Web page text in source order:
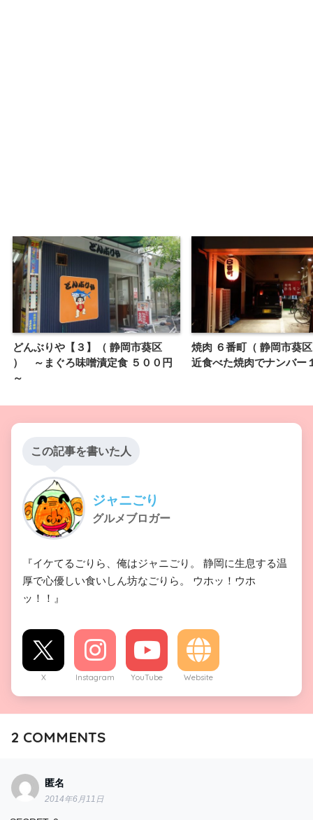
どんぶりや【３】（ 静岡市葵区
） ～まぐろ味噌漬定食 ５００円
～
焼肉 ６番町（ 静岡市葵
近食べた焼肉でナンバー
この記事を書いた人
ジャニごり
グルメブロガー
『イケてるごりら、俺はジャニごり。 静岡に生息する温
厚で心優しい食いしん坊なごりら。 ウホッ！ウホ
ッ！！』
X Instagram YouTube Website
2 COMMENTS
匿名
2014年6月11日